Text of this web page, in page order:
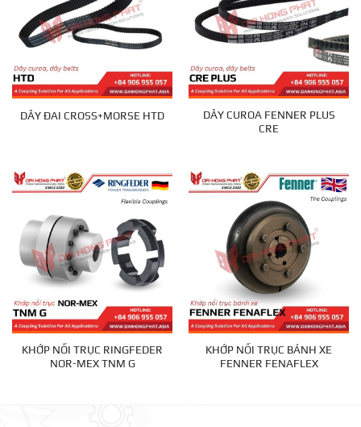
DÂY ĐAI CROSS+MORSE HTD
DÂY CUROA FENNER PLUS
CRE
KHỚP NỐI TRỤC RINGFEDER
NOR-MEX TNM G
KHỚP NỐI TRỤC BÁNH XE
FENNER FENAFLEX